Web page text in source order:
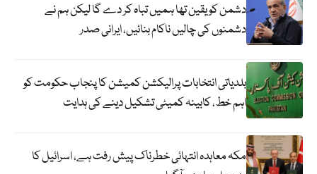
دشمن کو یقین تھا ہمیں تباہ کر دے گا لیکن ہم نے
دشمنوں کی چالیں ناکام بنائیں، ایرانی صدر
بلدیاتی انتخابات پرالیکشن کمیشن کا پنجاب حکومت کو
اہم خط، کابینہ کمیٹی تشکیل دینے کی ہدایت
مکہ معاہدہ انتہائی خطرناک پیش رفت ہے، اسرائیل کا